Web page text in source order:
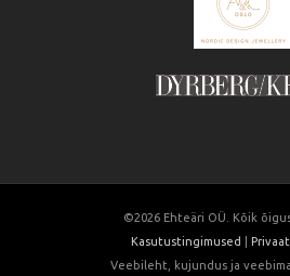
©2026 Ehteäri OÜ. Kõik
Kasutustingimused
Veebileht, kujundus ja